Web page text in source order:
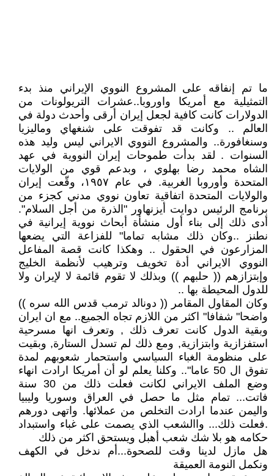
ما تم إنفاقه على المشروع النووي الإيراني منذ بدء
التمثيلية مع أمريكا واوروبا..عشرات التريولونات من
الدولارات كانت كافية لجعل إيران أرقى وأحدث دولة في
العالم .. وكانت قد تفوقت على شنغهاي وماليزيا
وسنغافورة.. والمشروع النووي الايراني ليس وليد هذه
السنوات . لقد بدأت طموحات إيران النووية في عهد
الشاه محمد رضا بهلوي ، وبدعم قوي من الولايات
المتحدة وأوروبا الغربية. في عام ١٩٥٧، وقّعت إيران
والولايات المتحدة اتفاقية تعاون نووي مدني كجزء من
برنامج الرئيس دوايت أيزنهاور "الذرة من أجل السلام".
أدى ذلك إلى بناء أول منشأة أبحاث نووية إيرانية في
نطنز ..وكان ذلك مشابه تماما" للفزاعة التي يضعها
المزارعون في الحقول .. وهكذا كانت قصة المفاعل
النووي الايراني أدة تخويف وترهيب لأنظمة الخليج
وإبتزازهم (( حلبهم )) وبذلك لا تقوم قائمة لا لإيران ولا
للدول المحيطة بها ..
وكان المقاول المقامر (( دونالد ترمب قدس الله سره ))
واضحا" شفافا" اكثر من اللازم تجاه الجميع.. مع ان ايران
وبقية الدول كانت تعرف ذلك , وتعرف انها مسرحية
استفزازية وابتزازية, ومع ذلك لم تسدل الستارة, وبقيت
على منظومة الغباء السياسي واستحمار شعوبهم لمدة
تفوق ال 50 عاما".. وكلنا يعلم لو أن أمريكا ارادت انهاء
وضع الملف الايراني لكانت فعلت ذلك من 30 سنة
فاتت... تمام مثل ما حصل في العراق وسوريا وليبيا
واليمن عندما ارادت التخلص من عملائها. واتهى دورهم
.فعلت ذلك... واالشعب الذي يصمت على غباء واستبداد
حكامه هو بلا شك شعب أهبل ويستحق اكثر من ذلك
هل مازل لدينا وقت للصحوة...أم ندخل في الكهف
ونكمل النومة العميقة